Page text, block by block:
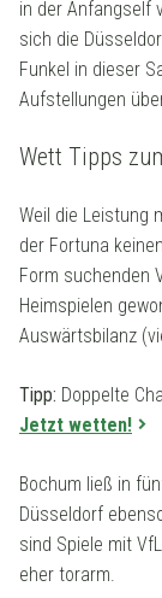
in der Anfangself
sich die
Funkel in dieser
Aufstellungen
Wett Tipps
Weil die Leistung
der Fortuna
Form suchenden
Heimspielen
Auswärtsbilanz
Tipp: Doppelte
Jetzt wetten!
Bochum ließ in
Düsseldorf
sind Spiele mit
eher torarm.